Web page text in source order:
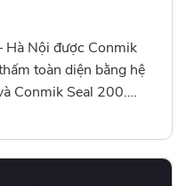
Hà Nội được Conmik
toàn diện bằng hệ
Conmik Seal 200.
tầng trước tác động
thời duy trì tính thẩm